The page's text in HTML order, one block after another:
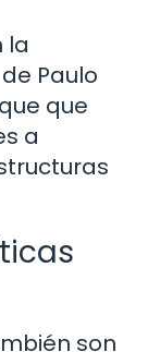
la
Paulo
que
a
son